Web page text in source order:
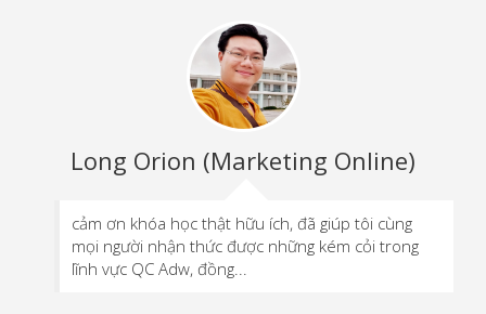
Long Orion (Marketing Online)
cảm ơn khóa học thật hữu ích, đã giúp tôi cùng
mọi người nhận thức được những kém cỏi trong
lĩnh vực QC Adw, đồng...